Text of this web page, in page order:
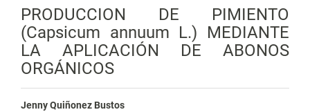
PRODUCCION DE PIMIENTO
(Capsicum annuum L.) MEDIANTE
LA APLICACIÓN DE ABONOS
ORGÁNICOS
Jenny Quiñonez Bustos